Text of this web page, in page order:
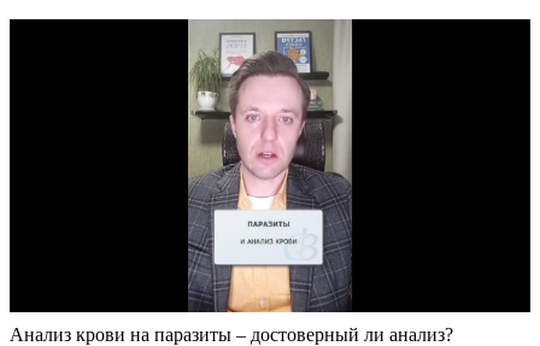
Анализ крови на паразиты – достоверный ли анализ?